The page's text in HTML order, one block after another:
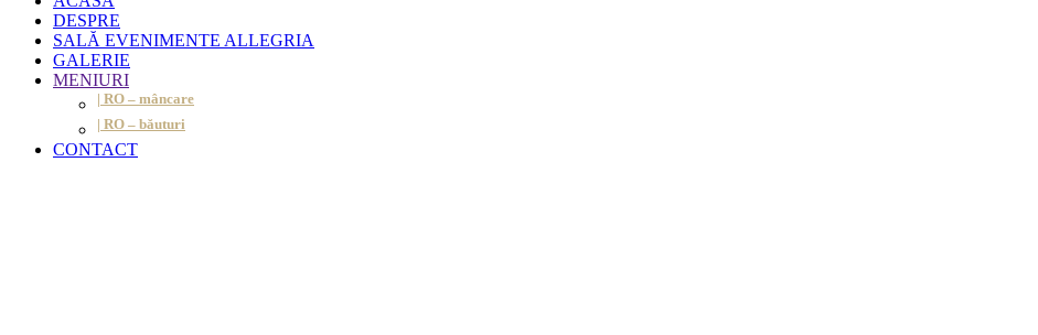
DESPRE
SALĂ EVENIMENTE ALLEGRIA
GALERIE
MENIURI
| RO – mâncare
| RO – băuturi
CONTACT